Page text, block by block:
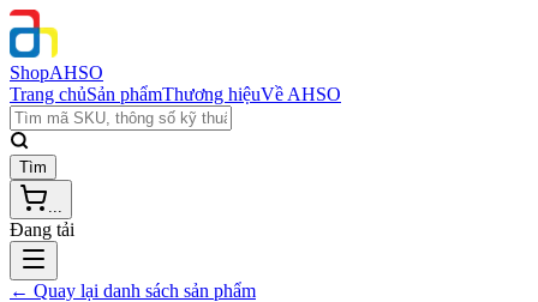
ShopAHSO
Trang chủSản phẩmThương hiệuVề AHSO
Tìm
...
Đang tải
← Quay lại danh sách sản phẩm